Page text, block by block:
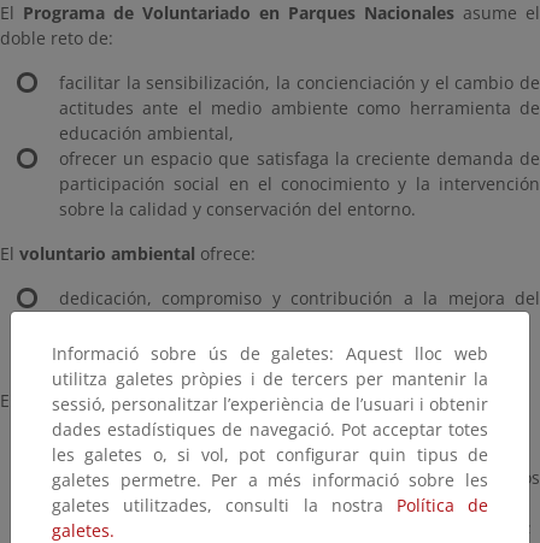
El Programa de Voluntariado en Parques Nacionales asume el
doble reto de:
facilitar la sensibilización, la concienciación y el cambio de
actitudes ante el medio ambiente como herramienta de
educación ambiental,
ofrecer un espacio que satisfaga la creciente demanda de
participación social en el conocimiento y la intervención
sobre la calidad y conservación del entorno.
El voluntario ambiental ofrece:
dedicación, compromiso y contribución a la mejora del
interés, motivación y tiempo libre.
El Organismo Autónomo Parques Nacionalesaporta:
dirección técnica, información y formación;
alojamiento, manutención y transportes dentro de los
Parques;
seguros de accidente, enfermedad y responsabilidad civil;
Informació sobre ús de galetes: Aquest lloc web
utilitza galetes pròpies i de tercers per mantenir la
sessió, personalitzar l’experiència de l’usuari i obtenir
dades estadístiques de navegació. Pot acceptar totes
les galetes o, si vol, pot configurar quin tipus de
galetes permetre. Per a més informació sobre les
galetes utilitzades, consulti la nostra Política de
galetes.